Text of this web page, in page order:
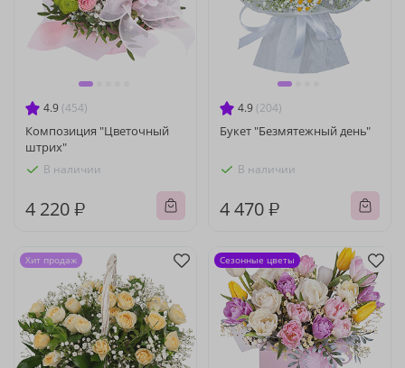
4.9 (454)
Композиция "Цветочный
штрих"
В наличии
4 220 ₽
4.9 (204)
Букет "Безмятежный день"
В наличии
4 470 ₽
Хит продаж Сезонные цветы